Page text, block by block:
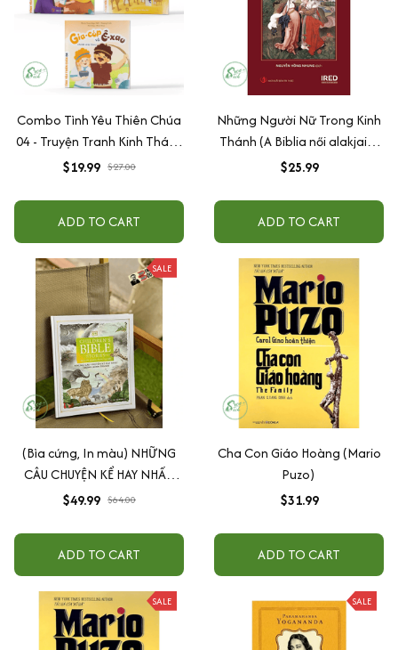
Combo Tình Yêu Thiên Chúa
04 - Truyện Tranh Kinh Thánh
Song Ngữ
$19.99 $27.00
ADD TO CART
Những Người Nữ Trong Kinh
Thánh (A Biblia női alakjai) -
Kenessy Béla
$25.99
ADD TO CART
SALE
(Bìa cứng, In màu) NHỮNG
CÂU CHUYỆN KỂ HAY NHẤT
TRONG KINH THÁNH -
Share The Greatest Stories
Ever Told - DK - Zenbooks
$49.99 $64.00
ADD TO CART
Cha Con Giáo Hoàng (Mario
Puzo)
$31.99
ADD TO CART
SALE SALE